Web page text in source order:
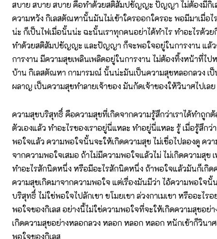
สบาย สบาย สบาย คือทำด้วยสติสัมปชัญญะ ปัญญา ไม่ต้องมีกิเ
ความหวัง กิเลสตัณหานั้นมันไม่เข้าใครออกใครอะ พอมีมาเมื่อ
น่ะ ก็เป็นไฟเมื่อนั้นน่ะ ฉะนั้นเราทุกคนอย่าได้ทำไร ทำอะไรด้วย
ทำด้วยสติสัมปชัญญะ และปัญญา ก็จะพอใจอยู่ในการงาน แล้ว
การงาน มีความสุขเพลินเพลิดอยู่ในการงาน ไม่ต้องทิ้งหน้าที่ไป
บ้าน กิเลสตัณหา กามารมณ์ นั้นน่ะมันเป็นความสุขหลอกลวง เป็
ผลาญ เป็นความสุขทำลายเจ้าของ มันกัดเจ้าของให้วินาศไปเ
ความสุขบริสุทธิ์ คือความสุขที่เกิดจากความรู้สึกว่าเราได้ทำถูกต้
ตัวเองแล้ว ทำอะไรของเราอยู่นี่แหละ ทำอยู่นี่แหละ รู้ เมื่อรู้สึกว่
พอใจแล้ว ความพอใจนั้นจะให้เกิดความสุข ไม่เชื่อไปลองดู คว
จากความพอใจเสมอ ถ้าไม่มีความพอใจแล้วไม่ ไม่เกิดความสุข
ทำอะไรสักนิดหนึ่ง หรือมีอะไรสักนิดหนึ่ง ถ้าพอใจแล้วมันก็เกิด
ความสุขเกิดมาจากความพอใจ แต่เรื่องมันมีว่า ไอ้ความพอใจ
บริสุทธิ์ ไม่ใช่พอใจไปลักเขา ขโมยเขา ล่วงกาเมเขา หรืออะไร
พอใจของกิเลส อย่างนี้ไม่ใช่ความพอใจที่จะให้เกิดความสุขอย่
เกิดความสุขอย่างหลอกลวง หลอก หลอก หลอก หนักเข้าก็วินา
พอใจของกิเลส